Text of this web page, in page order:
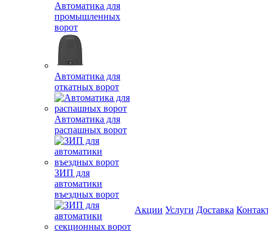
Автоматика для
промышленных
ворот
Автоматика для
откатных ворот
Автоматика для
распашных ворот
ЗИП для
автоматики
въездных ворот
Акции Услуги Доставка